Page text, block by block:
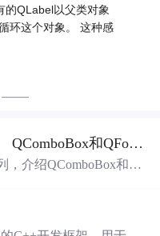
的QLabel以父类对象
环这个对象。 这种感
——
和QFontComboBox
，介绍QComboBox和Q